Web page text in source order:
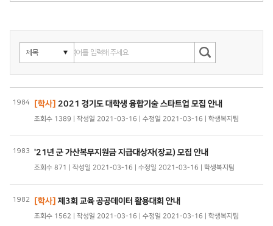
1984 [학사] 2021 경기도 대학생 융합기술 스타트업 모집 안내
조회수 1389 | 작성일 2021-03-16 | 수정일 2021-03-16 | 학생복지팀
1983 '21년 군 가산복무지원금 지급대상자(장교) 모집 안내
조회수 871 | 작성일 2021-03-16 | 수정일 2021-03-16 | 학생복지팀
1982 [학사] 제3회 교육 공공데이터 활용대회 안내
조회수 1562 | 작성일 2021-03-16 | 수정일 2021-03-16 | 학생복지팀